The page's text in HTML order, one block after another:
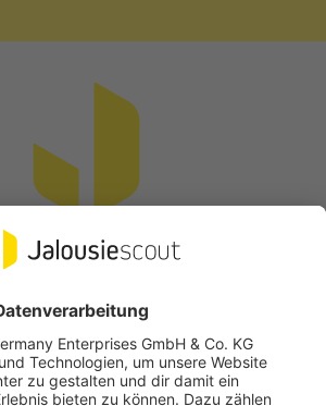
Mute
Play
in europäischer Qualität
sorgt für einwandfreie
Vertrag widerrufen